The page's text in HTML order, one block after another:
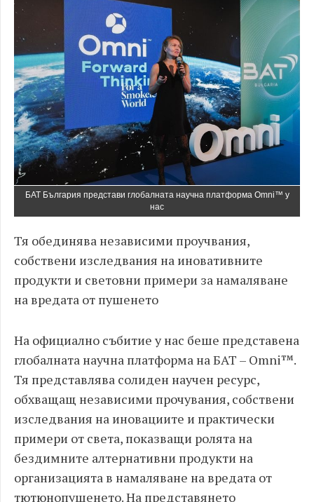
БАТ България представи глобалната научна платформа Omni™ у
нас
Тя обединява независими проучвания,
собствени изследвания на иновативните
продукти и световни примери за намаляване
на вредата от пушенето
На официално събитие у нас беше представена
глобалната научна платформа на БАТ – Omni™.
Тя представлява солиден научен ресурс,
обхващащ независими прочувания, собствени
изследвания на иновациите и практически
примери от света, показващи ролята на
бездимните алтернативни продукти на
организацията в намаляване на вредата от
тютюнопушенето. На представянето